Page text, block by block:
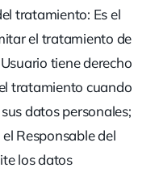
tratamiento: Es el
el tratamiento de
tiene derecho
tratamiento cuando
datos personales;
Responsable del
los datos